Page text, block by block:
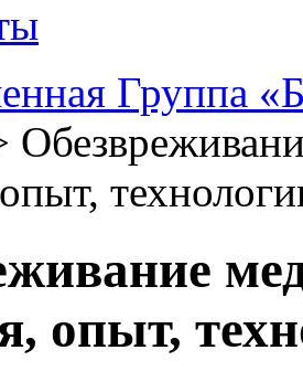
Группа
опыт,